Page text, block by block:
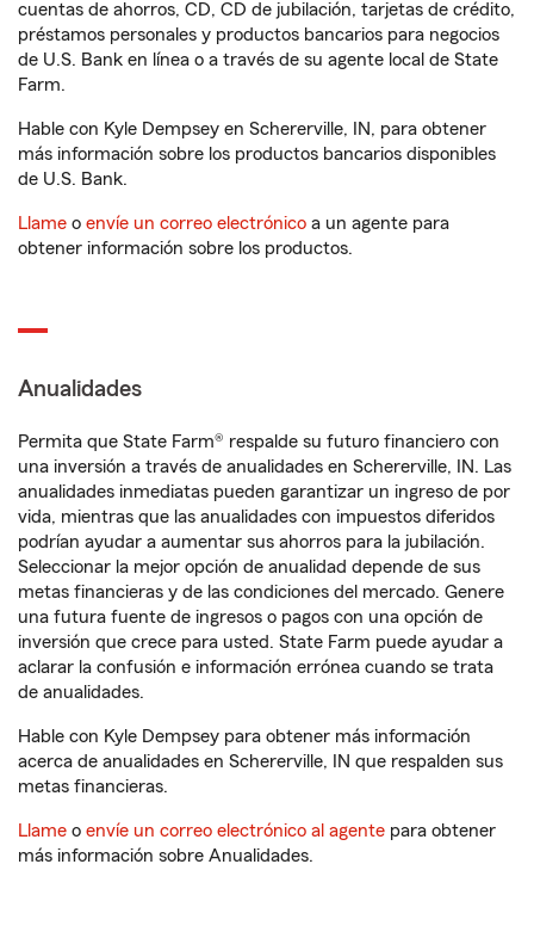
cuentas de ahorros, CD, CD de jubilación, tarjetas de crédito,
préstamos personales y productos bancarios para negocios
de U.S. Bank en línea o a través de su agente local de State
Farm.
Hable con Kyle Dempsey en Schererville, IN, para obtener
más información sobre los productos bancarios disponibles
de U.S. Bank.
Llame o envíe un correo electrónico a un agente para
obtener información sobre los productos.
Anualidades
Permita que State Farm® respalde su futuro financiero con
una inversión a través de anualidades en Schererville, IN. Las
anualidades inmediatas pueden garantizar un ingreso de por
vida, mientras que las anualidades con impuestos diferidos
podrían ayudar a aumentar sus ahorros para la jubilación.
Seleccionar la mejor opción de anualidad depende de sus
metas financieras y de las condiciones del mercado. Genere
una futura fuente de ingresos o pagos con una opción de
inversión que crece para usted. State Farm puede ayudar a
aclarar la confusión e información errónea cuando se trata
de anualidades.
Hable con Kyle Dempsey para obtener más información
acerca de anualidades en Schererville, IN que respalden sus
metas financieras.
Llame o envíe un correo electrónico al agente para obtener
más información sobre Anualidades.